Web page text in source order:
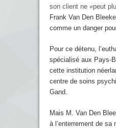
son client ne «peut
Frank Van Den
comme un danger
Pour ce détenu,
spécialisé aux Pays-
cette institution
centre de soins
Gand.
Mais M. Van Den
à l’enterrement de